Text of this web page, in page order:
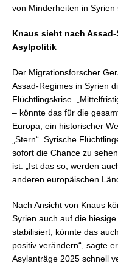
von Minderheiten in Syrien
Knaus sieht nach
Asylpolitik
Der Migrationsforscher
Assad-Regimes in Syrien
Flüchtlingskrise.
– könnte das für die
Europa, ein historischer
„Stern“. Syrische
sofort die Chance zu
ist. „Ist das so, werden
anderen europäischen
Nach Ansicht von Knaus
Syrien auch auf die
stabilisiert, könnte das
positiv verändern“, sagte
Asylanträge 2025 schnell